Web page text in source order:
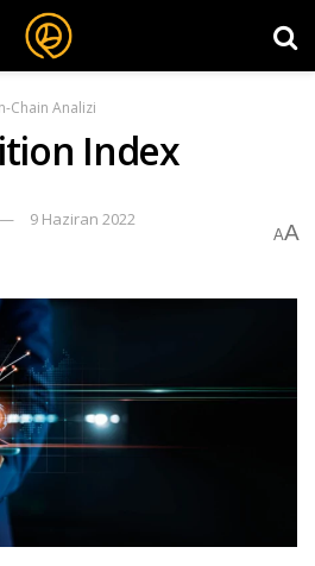
Chain Analizi
Index
9 Haziran 2022
AA